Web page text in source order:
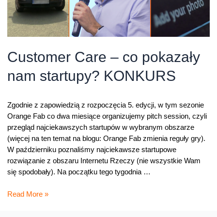
Customer Care – co pokazały
nam startupy? KONKURS
Zgodnie z zapowiedzią z rozpoczęcia 5. edycji, w tym sezonie
Orange Fab co dwa miesiące organizujemy pitch session, czyli
przegląd najciekawszych startupów w wybranym obszarze
(więcej na ten temat na blogu: Orange Fab zmienia reguły gry).
W październiku poznaliśmy najciekawsze startupowe
rozwiązanie z obszaru Internetu Rzeczy (nie wszystkie Wam
się spodobały). Na początku tego tygodnia …
Customer
Read More »